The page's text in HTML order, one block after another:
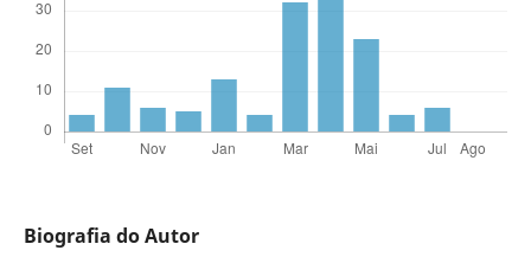
Biografia do Autor